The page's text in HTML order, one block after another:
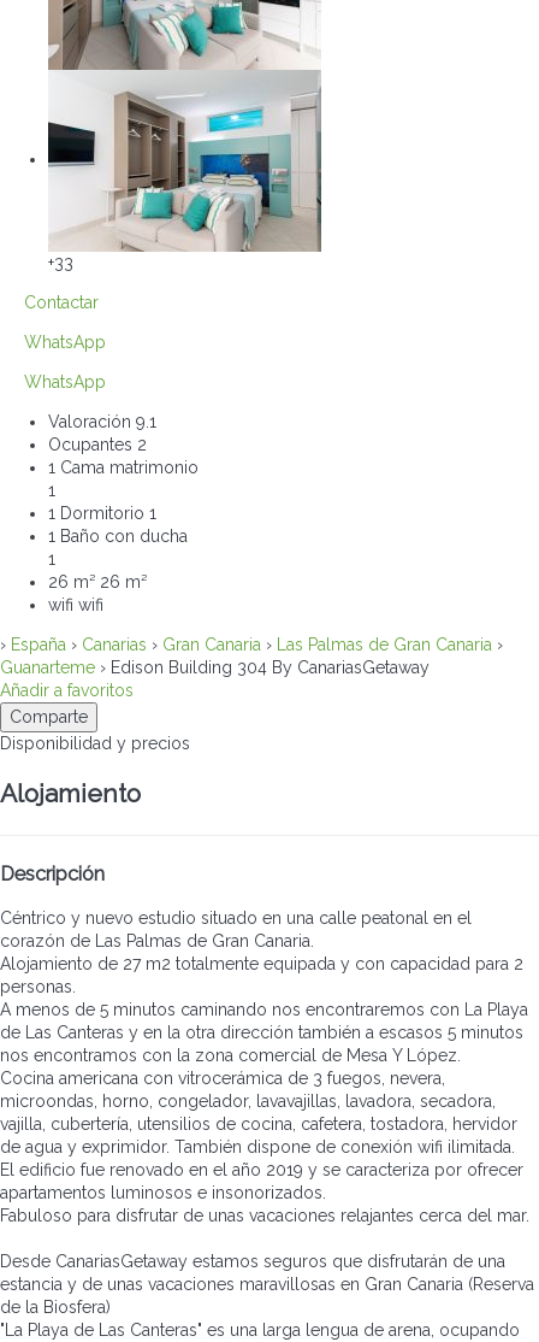
+33
Contactar
WhatsApp
WhatsApp
Valoración 9.1
Ocupantes 2
1 Cama matrimonio
1
1 Dormitorio 1
1 Baño con ducha
1
26 m² 26 m²
wifi wifi
› España › Canarias › Gran Canaria › Las Palmas de Gran Canaria ›
Guanarteme › Edison Building 304 By CanariasGetaway
Añadir a favoritos
Comparte
Disponibilidad y precios
Alojamiento
Descripción
Céntrico y nuevo estudio situado en una calle peatonal en el
corazón de Las Palmas de Gran Canaria.
Alojamiento de 27 m2 totalmente equipada y con capacidad para 2
personas.
A menos de 5 minutos caminando nos encontraremos con La Playa
de Las Canteras y en la otra dirección también a escasos 5 minutos
nos encontramos con la zona comercial de Mesa Y López.
Cocina americana con vitrocerámica de 3 fuegos, nevera,
microondas, horno, congelador, lavavajillas, lavadora, secadora,
vajilla, cubertería, utensilios de cocina, cafetera, tostadora, hervidor
de agua y exprimidor. También dispone de conexión wifi ilimitada.
El edificio fue renovado en el año 2019 y se caracteriza por ofrecer
apartamentos luminosos e insonorizados.
Fabuloso para disfrutar de unas vacaciones relajantes cerca del mar.
Desde CanariasGetaway estamos seguros que disfrutarán de una
estancia y de unas vacaciones maravillosas en Gran Canaria (Reserva
de la Biosfera)
"La Playa de Las Canteras" es una larga lengua de arena, ocupando